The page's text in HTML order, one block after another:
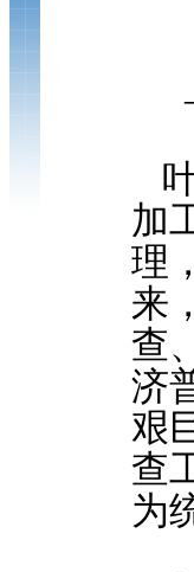
加
理
来
查
济
艰
查
为